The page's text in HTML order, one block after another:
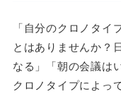
「自分のクロノタイ
とはありませんか？
なる」「朝の会議は
クロノタイプによっ